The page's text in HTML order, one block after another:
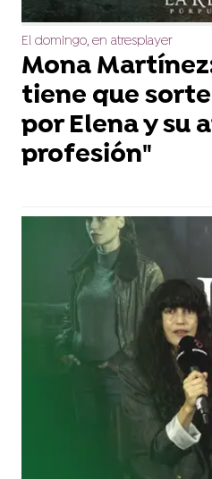
El domingo, en atresplayer
Mona
tiene que
por Elena y su
profesión"